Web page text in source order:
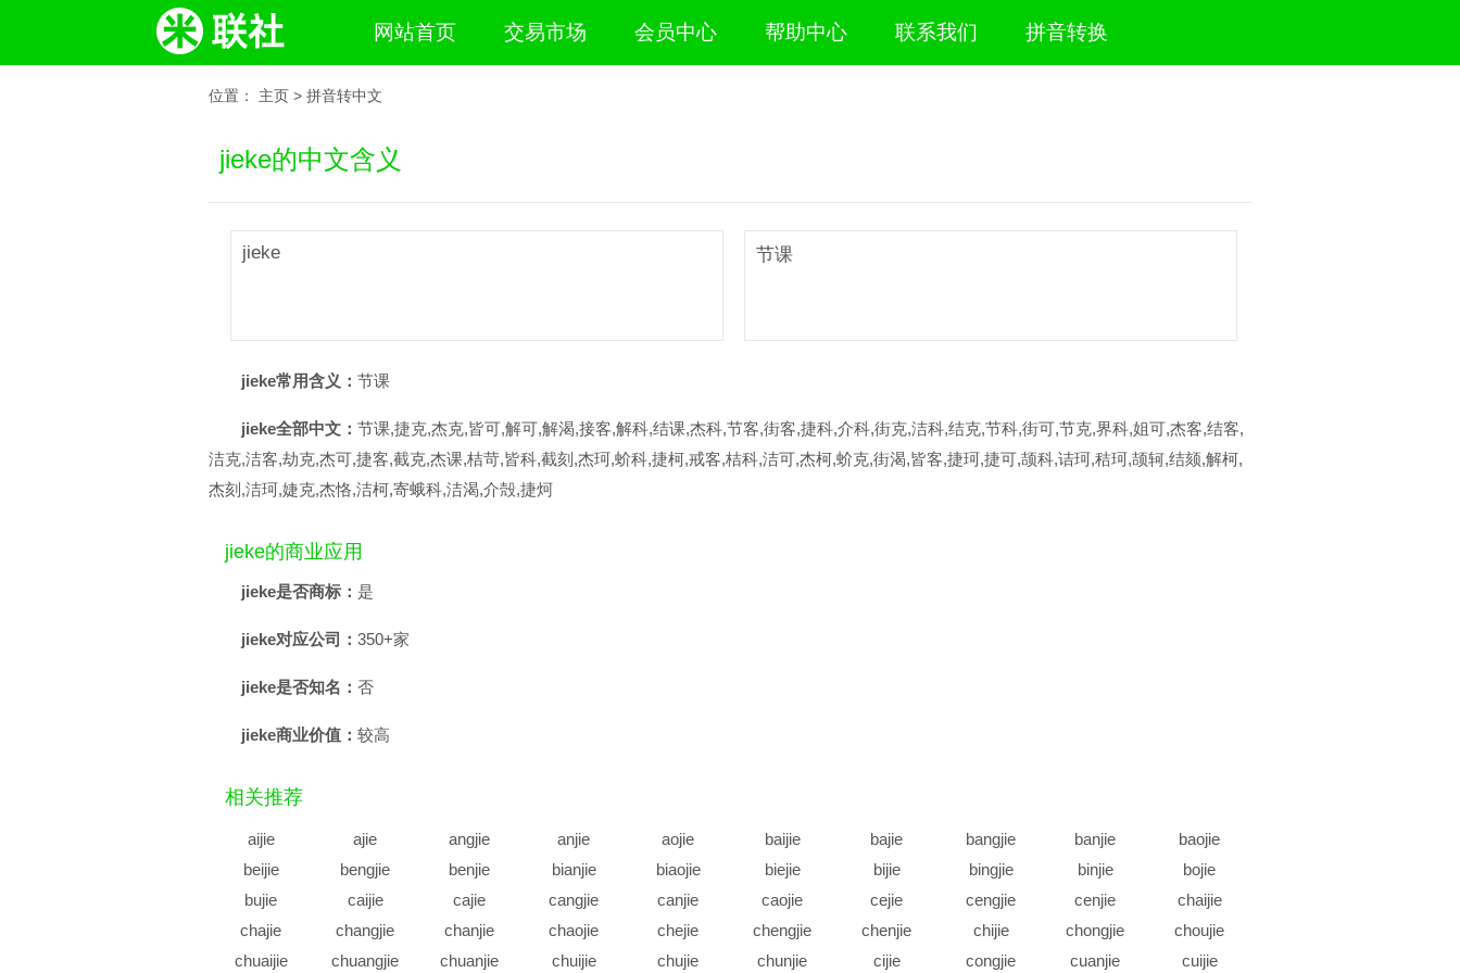
网站首页 交易市场 会员中心 帮助中心 联系我们 拼音转换
位置： 主页 > 拼音转中文
jieke的中文含义
jieke 节课
jieke常用含义： 节课
jieke全部中文： 节课,捷克,杰克,皆可,解可,解渴,接客,解科,结课,杰科,节客,街客,捷科,介科,街克,洁科,结克,节科,街可,节克,界科,姐可,杰客,结客,
洁克,洁客,劫克,杰可,捷客,截克,杰课,桔苛,皆科,截刻,杰珂,蚧科,捷柯,戒客,桔科,洁可,杰柯,蚧克,街渴,皆客,捷珂,捷可,颉科,诘珂,秸珂,颉轲,结颏,解柯,
杰刻,洁珂,婕克,杰恪,洁柯,寄蛾科,洁渴,介殻,捷炣
jieke的商业应用
jieke是否商标： 是
jieke对应公司： 350+家
jieke是否知名： 否
jieke商业价值： 较高
相关推荐
aijie ajie angjie anjie aojie baijie bajie bangjie banjie
baojie
beijie
bengjie benjie bianjie biaojie biejie bijie bingjie binjie
bojie
bujie
caijie cajie cangjie canjie caojie cejie cengjie cenjie
chaijie
chajie
changjie chanjie chaojie chejie chengjie chenjie chijie chongjie
choujie
chuaijie
chuangjie chuanjie chuijie chujie chunjie cijie congjie cuanjie cuijie